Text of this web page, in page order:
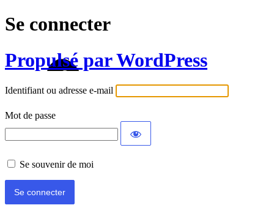
Se connecter
Propulsé par WordPress
Identifiant ou adresse e-mail
Mot de passe
Se souvenir de moi